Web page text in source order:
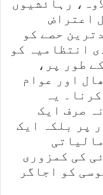
رہائشیوں
اعتراض
حصے کو
انتظامیہ کو
طور پر،
اور عوام
یہ
صرف ایک
پر بلکہ ایک
کی کمزوری
کو اجاگر